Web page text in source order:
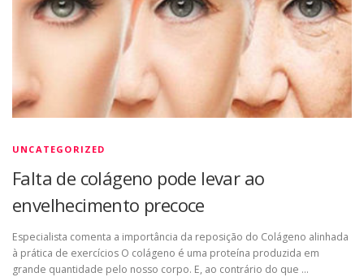
UNCATEGORIZED
Falta de colágeno pode levar ao
envelhecimento precoce
Especialista comenta a importância da reposição do Colágeno alinhada
à prática de exercícios O colágeno é uma proteína produzida em
grande quantidade pelo nosso corpo. E, ao contrário do que …